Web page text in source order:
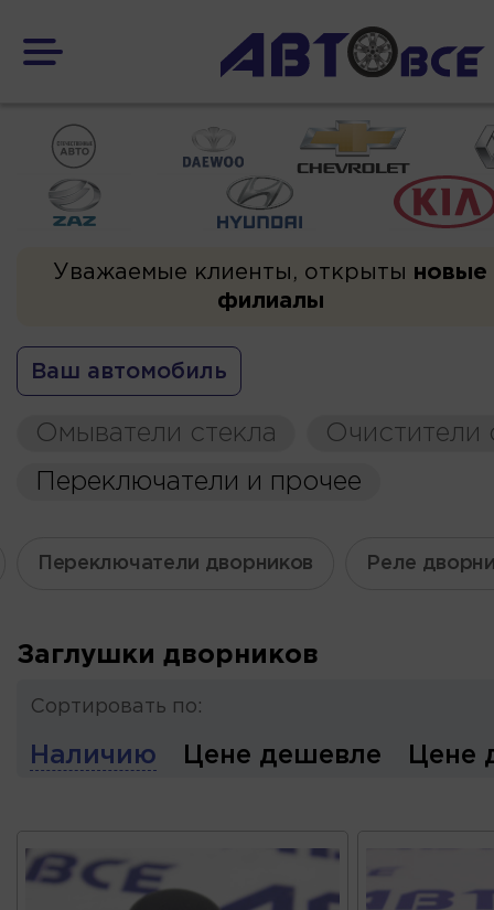
Уважаемые клиенты, открыты новые
филиалы
Ваш автомобиль
Омыватели стекла
Очистители
Переключатели и прочее
Переключатели дворников Реле
Заглушки дворников
Сортировать по:
Наличию Цене дешевле Цене